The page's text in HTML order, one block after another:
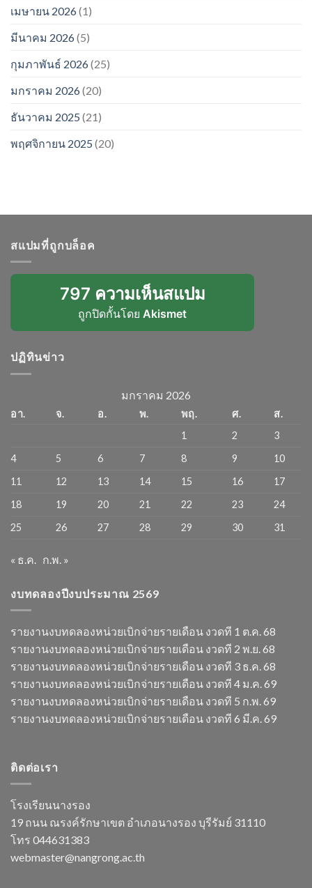
เมษายน 2026(1)
มีนาคม 2026(5)
กุมภาพันธ์ 2026(25)
มกราคม 2026(20)
ธันวาคม 2025 (21)
พฤศจิกายน 2025 (20)
สแปมที่ถูกบล็อค
797 ความเห็นสแปม
ถูกปิดกั้นโดย Akismet
ปฏิทินข่าว
มกราคม 2026
อา. จ. อ. พ. พฤ. ศ.
ส.
1
2
3
4
5 6 7 8 9
10
11
12 13 14 15 16
17
18
19 20 21 22 23
24
25
26 27 28 29 30 31
« ธ.ค. ก.พ. »
งบทดลองปีงบประมาณ 2569
รายงานงบทดลองหน่วยเบิกจ่ายรายเดือน งวดที 1 ต.ค. 68
รายงานงบทดลองหน่วยเบิกจ่ายรายเดือน งวดที 2 พ.ย. 68
รายงานงบทดลองหน่วยเบิกจ่ายรายเดือน งวดที 3 ธ.ค. 68
รายงานงบทดลองหน่วยเบิกจ่ายรายเดือน งวดที 4 ม.ค. 69
รายงานงบทดลองหน่วยเบิกจ่ายรายเดือน งวดที 5 ก.พ. 69
รายงานงบทดลองหน่วยเบิกจ่ายรายเดือน งวดที 6 มี.ค. 69
ติดต่อเรา
โรงเรียนนางรอง
19 ถนน ณรงค์รักษาเขต อำเภอนางรอง บุรีรัมย์ 31110
โทร 044631383
webmaster@nangrong.ac.th